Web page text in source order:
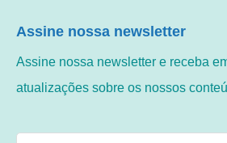
Assine nossa newsletter
Assine nossa newsletter e receba
atualizações sobre os nossos